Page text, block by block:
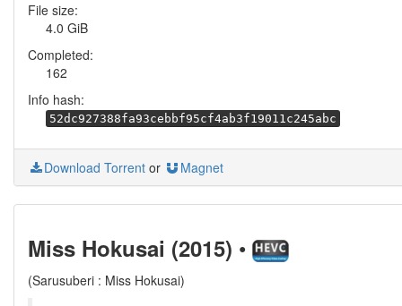
File size:
4.0 GiB
Completed:
162
Info hash:
52dc927388fa93cebbf95cf4ab3f19011c245abc
Download Torrent or Magnet
Miss Hokusai (2015) •
(Sarusuberi : Miss Hokusai)